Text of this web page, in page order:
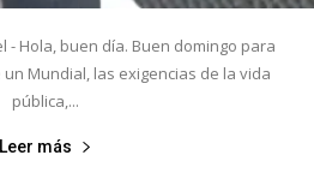
- Hola, buen día. Buen domingo para
Mundial, las exigencias de la vida
pública,...
Leer más